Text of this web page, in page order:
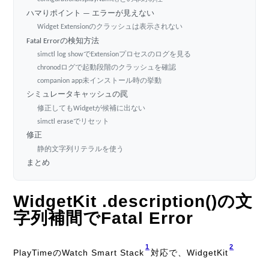
ハマりポイント — エラーが見えない
Widget Extensionのクラッシュは表示されない
Fatal Errorの検知方法
simctl log showでExtensionプロセスのログを見る
chronodログで起動段階のクラッシュを確認
companion app未インストール時の挙動
シミュレータキャッシュの罠
修正してもWidgetが候補に出ない
simctl eraseでリセット
修正
静的文字列リテラルを使う
まとめ
WidgetKit .description()の文
字列補間でFatal Error
PlayTimeのWatch Smart Stack
1
対応で、WidgetKit
2